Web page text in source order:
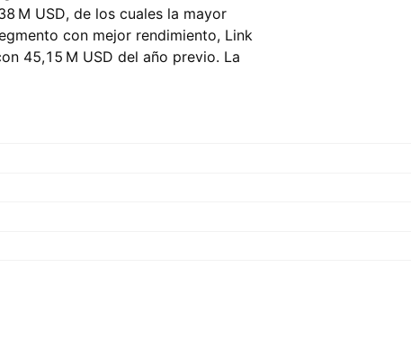
M‬ USD, de los cuales la mayor
con mejor rendimiento, Link
‪45,15 M‬ USD del año previo. La